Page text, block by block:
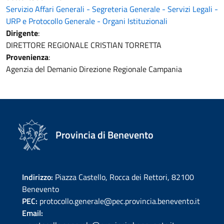
Servizio Affari Generali - Segreteria Generale - Servizi Legali -
URP e Protocollo Generale - Organi Istituzionali
Dirigente:
DIRETTORE REGIONALE CRISTIAN TORRETTA
Provenienza:
Agenzia del Demanio Direzione Regionale Campania
Provincia di Benevento
Indirizzo: Piazza Castello, Rocca dei Rettori, 82100
Benevento
PEC: protocollo.generale@pec.provincia.benevento.it
Email: